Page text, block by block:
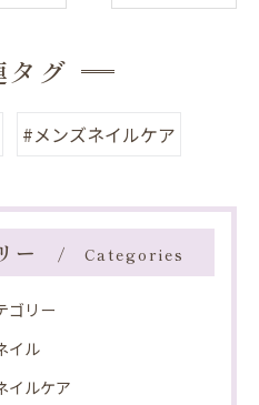
タグ
#メンズネイルケア
ー Categories
ゴリー
イル
イルケア